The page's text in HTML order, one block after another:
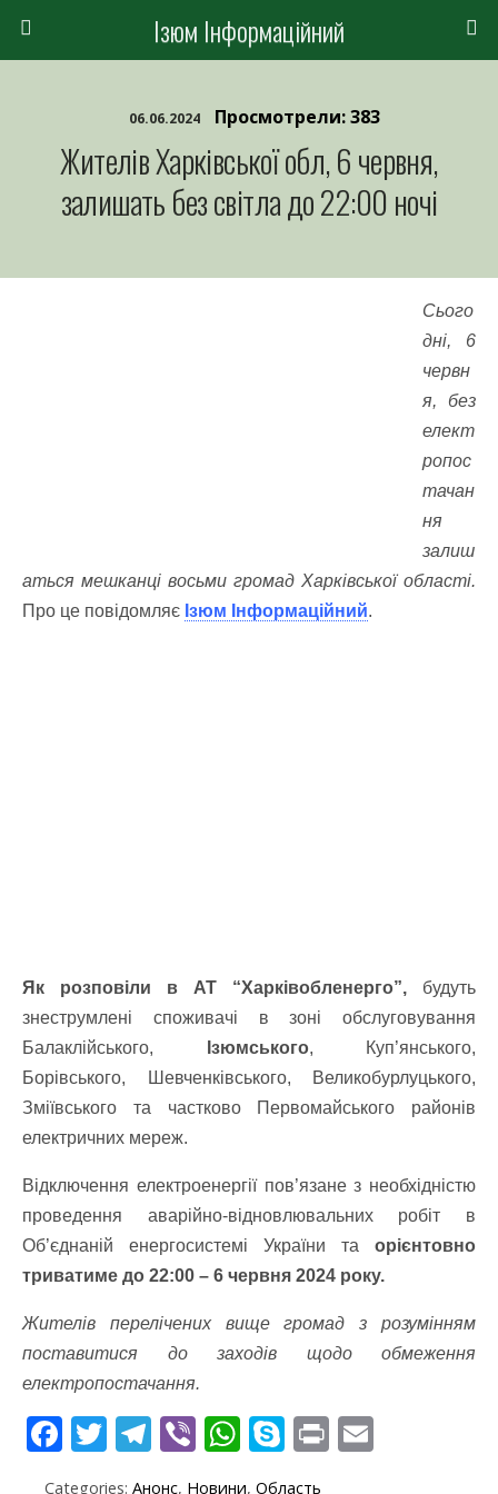
Ізюм Інформаційний
06.06.2024 Просмотрели: 383
Жителів Харківської обл, 6 червня,
залишать без світла до 22:00 ночі
Сього
дні, 6
червн
я, без
елект
ропос
тачан
ня
залиш
аться мешканці восьми громад Харківської області.
Про це повідомляє Ізюм Інформаційний.
Як розповіли в АТ “Харківобленерго”, будуть
знеструмлені споживачі в зоні обслуговування
Балаклійського,
Ізюмського, Куп’янського,
Борівського, Шевченківського, Великобурлуцького,
Зміївського та частково Первомайського районів
електричних мереж.
Відключення електроенергії пов’язане з необхідністю
проведення аварійно-відновлювальних робіт в
Об’єднаній енергосистемі України та орієнтовно
триватиме до 22:00 – 6 червня 2024 року.
Жителів перелічених вище громад з розумінням
поставитися до заходів щодо обмеження
електропостачання.
F T T Vi W S Pr
Categories: Анонс, Новини, Область